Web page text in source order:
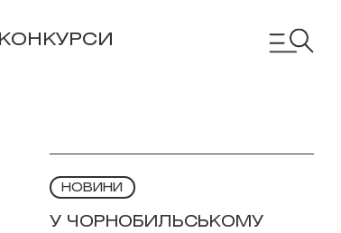
КОНКУРСИ
НОВИНИ
У ЧОРНОБИЛЬСЬКОМУ